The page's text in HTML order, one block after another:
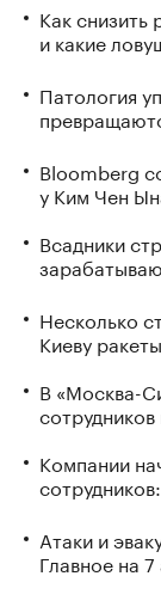
Как снизить
и какие
Патология
Bloomberg
у Ким Чен
Всадники
Несколько
Киеву
В «Москва-
Компании
Атаки и
Главное на 7